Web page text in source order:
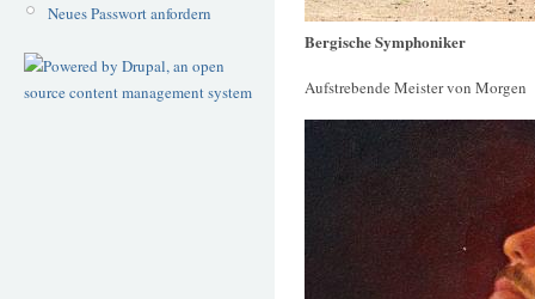
Neues Passwort anfordern
Bergische Symphoniker
Aufstrebende Meister von Morgen